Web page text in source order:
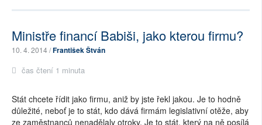
Ministře financí Babiši, jako kterou firmu?
10. 4. 2014 /František Štván
čas čtení 1 minuta
Stát chcete řídit jako firmu, aniž by jste řekl jakou. Je to hodně
důležité, neboť je to stát, kdo dává firmám legislativní otěže, aby
ze zaměstnanců nenadělaly otroky. Je to stát, který na ně posílá